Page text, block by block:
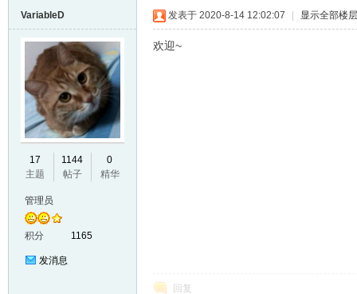
VariableD
17
主题
1144
帖子
0
精华
管理员
积分 1165
发消息
发表于 2020-8-14 12:02:07 显示全部楼层
欢迎~
回复